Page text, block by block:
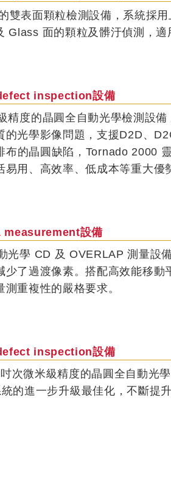
表面顆粒檢測設備，系統採用
Glass 面的顆粒及髒汙偵測，
inspection設備
度的晶圓全自動光學檢測設備
光學影像問題，支援D2D、
的晶圓缺陷，Tornado 2000
用、高效率、低成本等重大優
measurement設備
光學 CD 及 OVERLAP 測量設
了過渡像素。搭配高效能移動
重複性的嚴格要求。
inspection設備
次微米級精度的晶圓全自動光
的進一步升級最佳化，不斷提